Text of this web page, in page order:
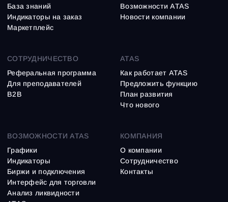
ВОЗМОЖНОСТИ ATAS
Графики
Индикаторы
Биржи и подключения
Интерфейс для торговли
Анализ ликвидности
База знаний
Индикаторы на заказ
Маркетплейс
Возможности ATAS
Новости компании
СОТРУДНИЧЕСТВО
Реферальная программа
Для преподавателей
B2B
ATAS
Как работает ATAS
Предложить функцию
План развития
Что нового
КОМПАНИЯ
О компании
Сотрудничество
Контакты